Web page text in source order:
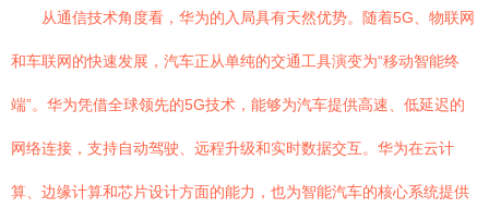
从通信技术角度看，华为的入局具有天然优势。随着5G、物联网
和车联网的快速发展，汽车正从单纯的交通工具演变为“移动智能终
端”。华为凭借全球领先的5G技术，能够为汽车提供高速、低延迟的
网络连接，支持自动驾驶、远程升级和实时数据交互。华为在云计
算、边缘计算和芯片设计方面的能力，也为智能汽车的核心系统提供